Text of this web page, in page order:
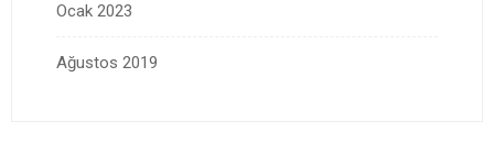
Ocak 2023
Ağustos 2019